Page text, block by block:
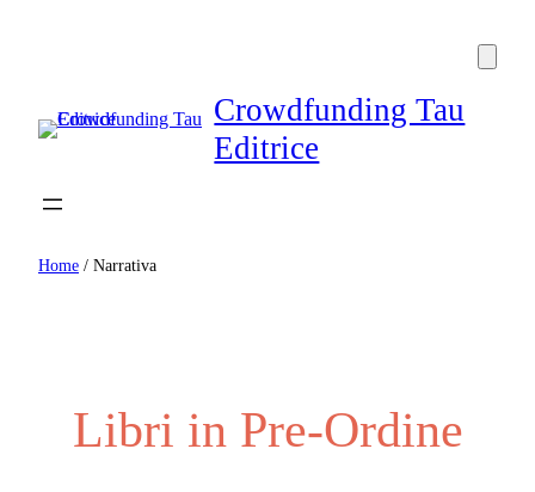
Crowdfunding Tau
Editrice
Home / Narrativa
Libri in Pre-Ordine